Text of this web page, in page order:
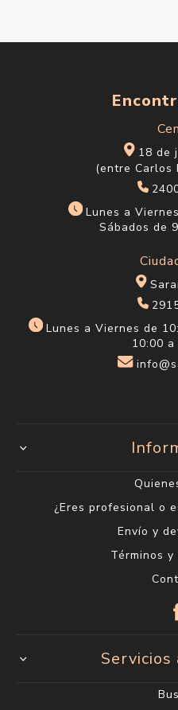
18 de
(entre Carlos
Lunes a
Sábados de
Lunes a Viernes de
10:00 a
¿Eres profesional o
Envío y
Términos y